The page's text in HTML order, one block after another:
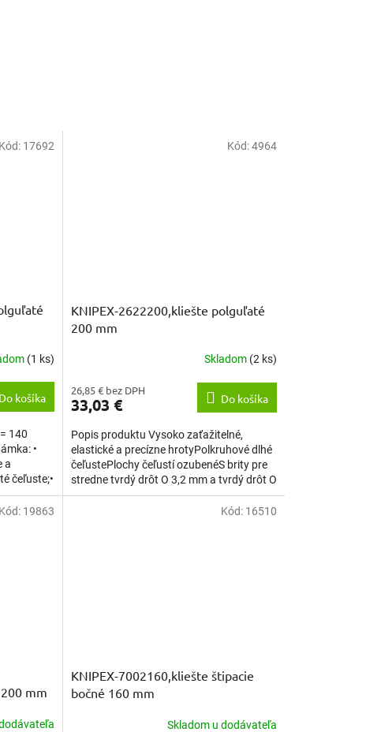
(1 ks)
Do košíka
140
•
a
čeľuste;•
Kód: 17692
KNIPEX-2622200,kliešte polguľaté
200 mm
Skladom (2 ks)
26,85 € bez DPH
33,03 € Do košíka
Popis produktu Vysoko zaťažitelné,
elastické a precízne hrotyPolkruhové dlhé
čeľustePlochy čeľustí ozubenéS brity pre
stredne tvrdý drôt O 3,2 mm a tvrdý drôt O
2,2 mmBrity...
Kód:4964
mm
Kód: 19863
KNIPEX-7002160,kliešte štipacie
bočné 160 mm
Skladom u dodávateľa
Kód: 16510